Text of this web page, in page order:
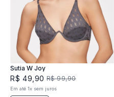
Sutia W Joy
R$ 49 90 R$ 99,90
Em até1x sem juros